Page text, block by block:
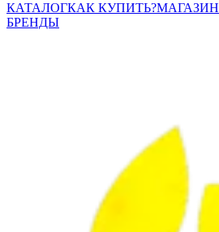
КАТАЛОГКАК КУПИТЬ?МАГАЗИН
БРЕНДЫ